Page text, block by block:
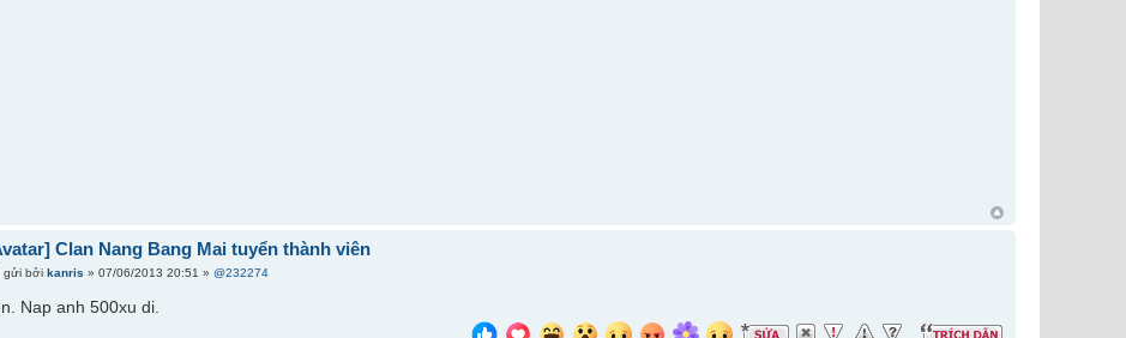
Clan Nang Bang Mai tuyển thành viên
gửi bởikanris » 07/06/2013 20:51 »@232274
Nap anh 500xu di.